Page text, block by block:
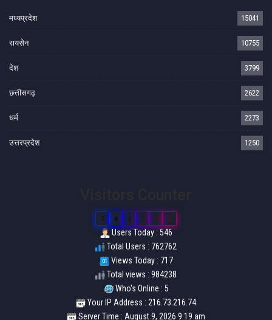
मध्यप्रदेश 15041
रायसेन 10755
देश 3799
छत्तीसगढ़ 2622
धर्म 2273
उत्तरप्रदेश 1250
7 6 2 7 6 2
Users Today : 546
Total Users : 762762
Views Today : 717
Total views : 984238
Who's Online : 5
Your IP Address : 216.73.216.74
Server Time : August 9, 2026 9:19 am